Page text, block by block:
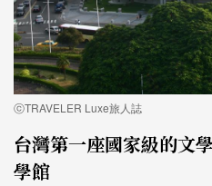
ⓒTRAVELER Luxe旅人誌
台灣第一座國家級的文
學館